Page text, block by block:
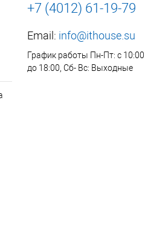
+7 (4012) 61-19-79
Email: info@ithouse.su
График работы Пн-Пт: с 10:00
до 18:00, Сб- Вс: Выходные